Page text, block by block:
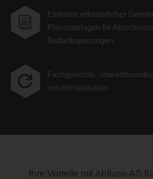
i
Einholen erforderlicher
Planunterlagen für
Bedarfssperrungen

Fachgerechte,
von Altmaterialien
Ihre Vorteile mit Abfluss-AS